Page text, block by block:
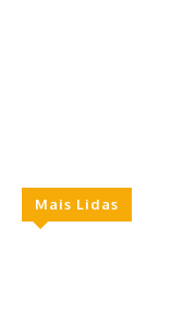
Mais Lidas